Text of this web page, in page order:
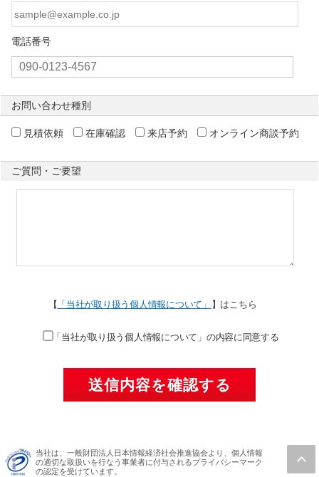
電話番号
お問い合わせ種別
見積依頼 在庫確認 来店予約 オンライン商談予約
ご質問・ご要望
【 「当社が取り扱う個人情報について」 】はこちら
「当社が取り扱う個人情報について」の内容に同意する
当社は、一般財団法人日本情報経済社会推進協会より、個人情報
の適切な取扱いを行なう事業者に付与されるプライバシーマーク
の認定を受けています。